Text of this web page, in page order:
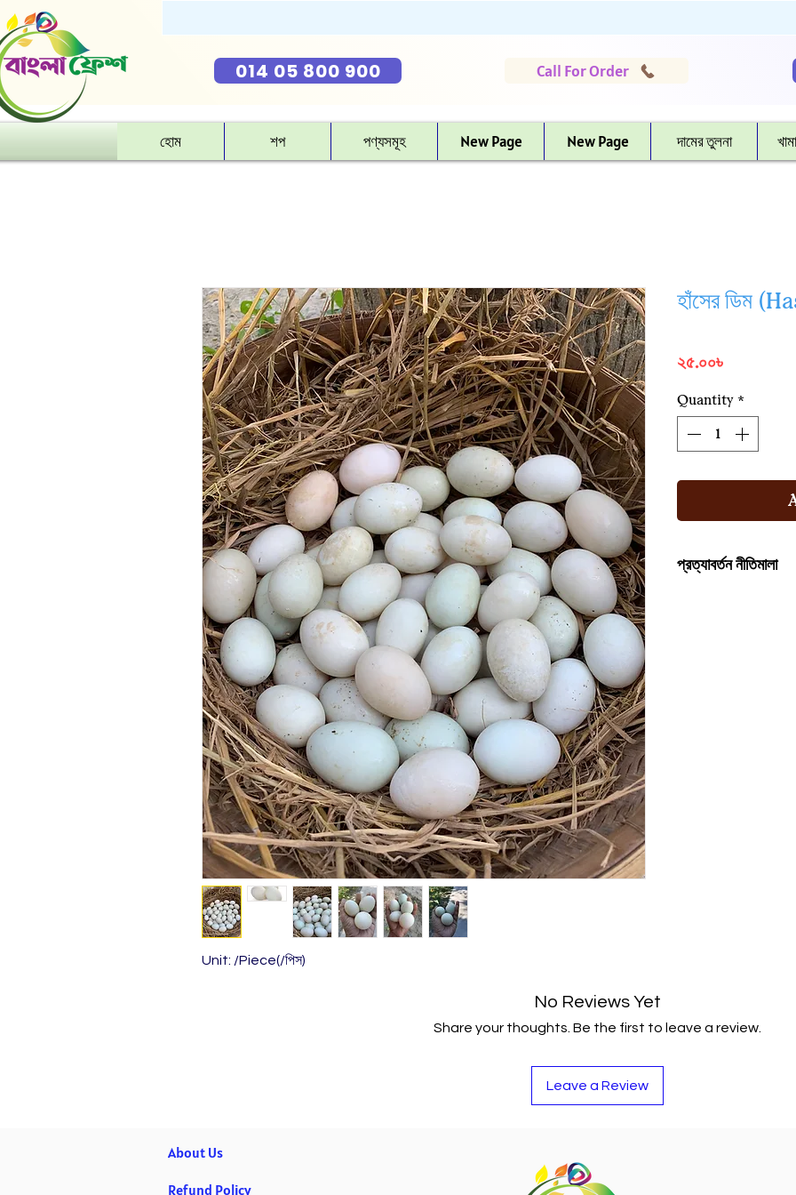
014 05 800 900 Call For Order
হোম শপ পণ্যসমূহ New Page New Page দামের তুলনা
Unit: /Piece(/পিস)
হাঁসের ডিম
২৫.০০৳Price
Quantity *
প্রত্যাবর্তন নীতিমালা
No Reviews Yet
Share your thoughts. Be the first to leave a review.
Leave a Review
About Us
Refund Policy